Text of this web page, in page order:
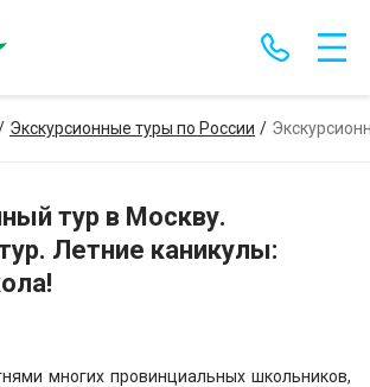
Экскурсионные туры по России
тур в Москву.
Летние каникулы:
многих провинциальных школьников,